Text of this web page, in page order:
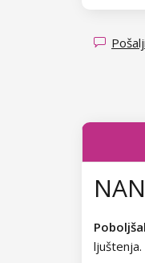
ljuštenja.